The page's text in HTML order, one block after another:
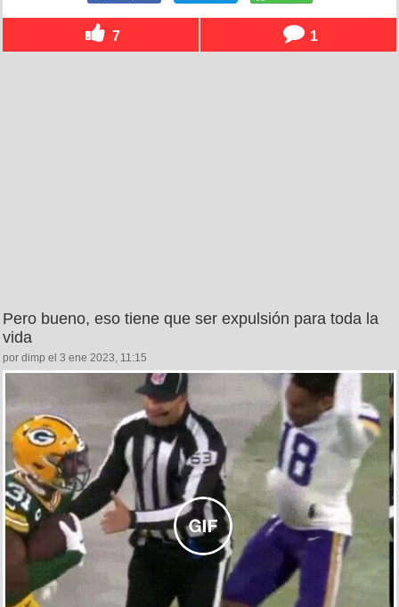
7 1
Pero bueno, eso tiene que ser expulsión para toda la
vida
por dimp el 3 ene 2023, 11:15